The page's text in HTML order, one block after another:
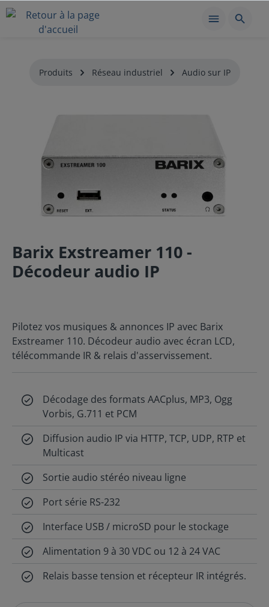
Produits Réseau industriel Audio sur IP
Barix Exstreamer 110 -
Décodeur audio IP
Pilotez vos musiques & annonces IP avec Barix
Exstreamer 110. Décodeur audio avec écran LCD,
télécommande IR & relais d'asservissement.
Décodage des formats AACplus, MP3, Ogg
Vorbis, G.711 et PCM
Diffusion audio IP via HTTP, TCP, UDP, RTP et
Multicast
Sortie audio stéréo niveau ligne
Port série RS-232
Interface USB / microSD pour le stockage
Alimentation 9 à 30 VDC ou 12 à 24 VAC
Relais basse tension et récepteur IR intégrés.